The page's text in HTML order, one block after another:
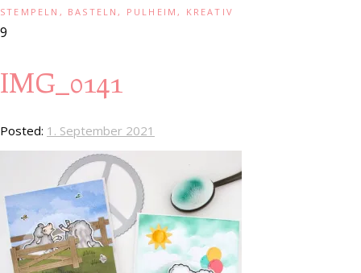
STEMPELN, BASTELN, PULHEIM, KREATIV
9
IMG_0141
Posted: 1. September 2021